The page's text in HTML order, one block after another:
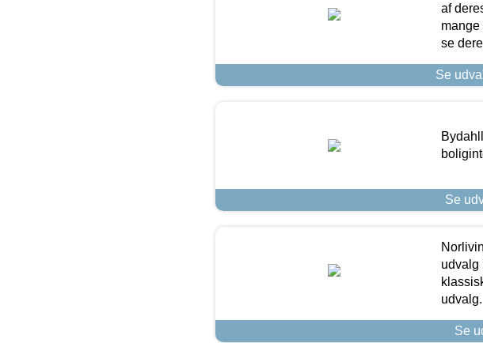
af
mange
se
Se
Se
udvalg
udvalg.
Se